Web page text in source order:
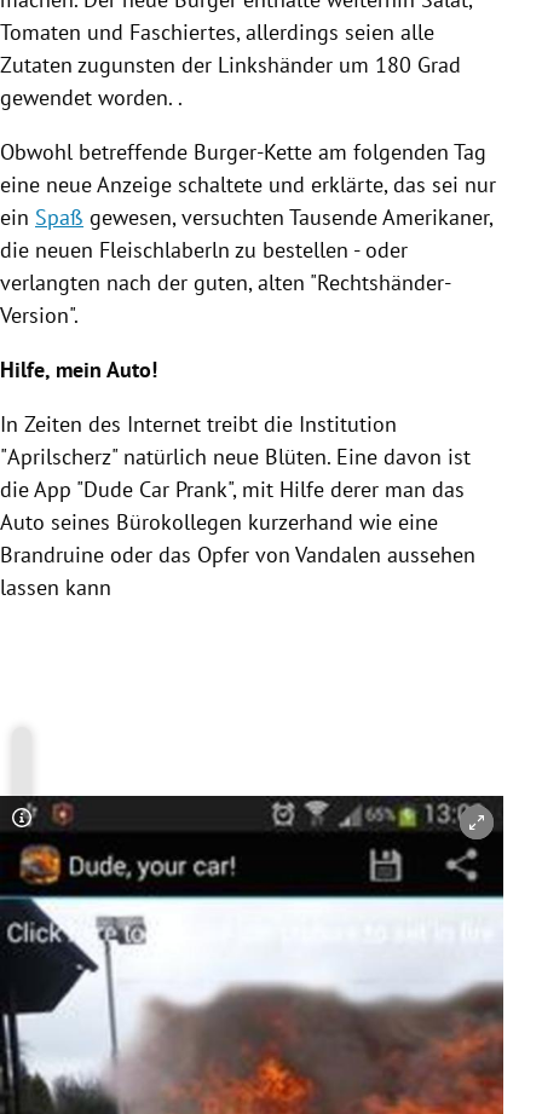
Tomaten und Faschiertes, allerdings seien alle
Zutaten zugunsten der Linkshänder um 180 Grad
gewendet worden. .
Obwohl betreffende Burger-Kette am folgenden Tag
eine neue Anzeige schaltete und erklärte, das sei nur
ein Spaß gewesen, versuchten Tausende Amerikaner,
die neuen Fleischlaberln zu bestellen - oder
verlangten nach der guten, alten "Rechtshänder-
Version".
Hilfe, mein Auto!
In Zeiten des Internet treibt die Institution
"Aprilscherz" natürlich neue Blüten. Eine davon ist
die App "Dude Car Prank", mit Hilfe derer man das
Auto seines Bürokollegen kurzerhand wie eine
Brandruine oder das Opfer von Vandalen aussehen
lassen kann
Copyright-Hinweis öffnen/schließen